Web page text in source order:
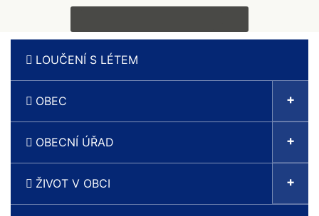
LOUČENÍ S LÉTEM
OBEC +
OBECNÍ ÚŘAD +
ŽIVOT V OBCI +